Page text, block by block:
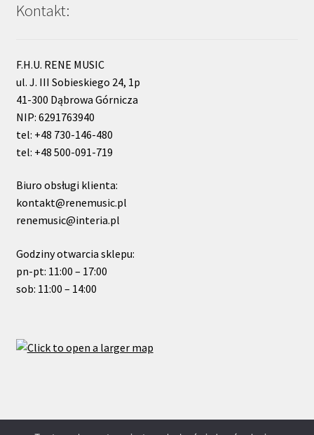
Kontakt:
F.H.U. RENE MUSIC
ul. J. III Sobieskiego 24, 1p
41-300 Dąbrowa Górnicza
NIP: 6291763940
tel: +48 730-146-480
tel: +48 500-091-719
Biuro obsługi klienta:
kontakt@renemusic.pl
renemusic@interia.pl
Godziny otwarcia sklepu:
pn-pt: 11:00 – 17:00
sob: 11:00 – 14:00